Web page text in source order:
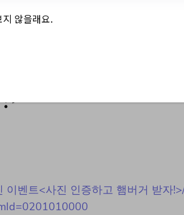
인 이벤트<사
벤트<사진 인증하고 햄버거 받자
않을래요.